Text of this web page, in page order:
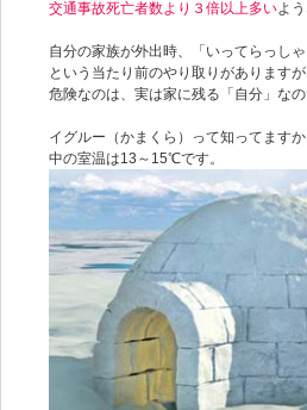
交通事故死亡者数より３倍以上多いよ
自分の家族が外出時、「いってらっしゃ
という当たり前のやり取りがありますが
危険なのは、実は家に残る「自分」なの
イグルー（かまくら）って知ってますか
中の室温は13～15℃です。